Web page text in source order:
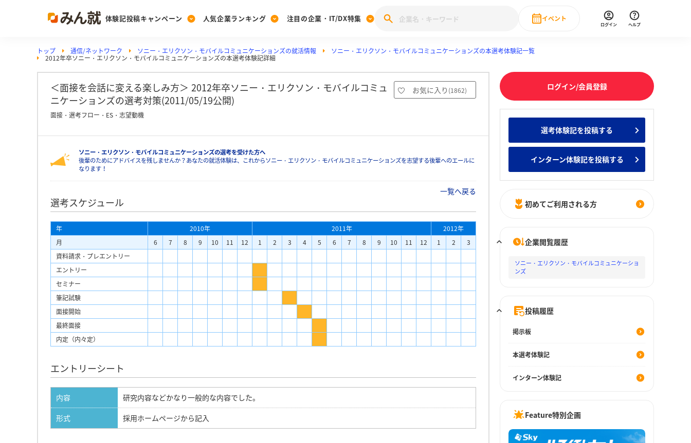
体験記投稿キャンペーン
Post
人気企業ランキング
Ranking
みんなのDX企業就職ブランド調査
投票する
みんなの新卒就職人気企業ランキング みんなのインターン人気企業ランキ
注目の企業・IT/DX特集
PickUp
28卒 注目企業特集 27卒 注目企業特集
注目のIT・DX企業特集
動画で知ろう！業界・企業研究
イベント
直近のイベント一覧
もっと見る
ログイン ヘルプ
トップ 通信/ネットワーク ソニー・エリクソン・モバイルコミュニケーションズの就活情報 ソニー・エリクソン・モバイルコミュニケーションズの本選考体験記一覧
2012年卒ソニー・エリクソン・モバイルコミュニケーションズの本選考体験記詳細
＜面接を会話に変える楽しみ方＞ 2012年卒ソニー・エリクソン・モバイルコミュ
ニケーションズの選考対策(2011/05/19公開)
お気に入り (1862)
面接・選考フロー・ES・志望動機
ソニー・エリクソン・モバイルコミュニケーションズの選考を受けた方へ
後輩のためにアドバイスを残しませんか？あなたの就活体験は、これからソニー・エリクソン・モバイルコミュニケーションズを志望する後輩へのエールに
なります！
一覧へ戻る
選考スケジュール
年 2010年 2011年
2012年
月
6 7 8 9 10 11 12 1 2 3 4 5 6 7 8 9 10 11 12 1 2
3
資料請求・プレエントリー
エントリー
セミナー
筆記試験
面接開始
最終面接
内定（内々定）
エントリーシート
内容
研究内容などかなり一般的な内容でした。
形式
採用ホームページから記入
ログイン/会員登録
選考体験記を投稿する
インターン体験記を投稿する
初めてご利用される方
企業閲覧履歴
ソニー・エリクソン・モバイルコミュニケーショ
ンズ
投稿履歴
掲示板
本選考体験記
インターン体験記
Feature特別企画